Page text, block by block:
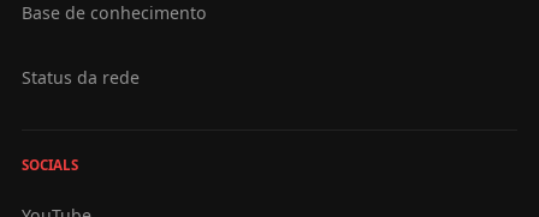
Base de conhecimento
Status da rede
SOCIALS